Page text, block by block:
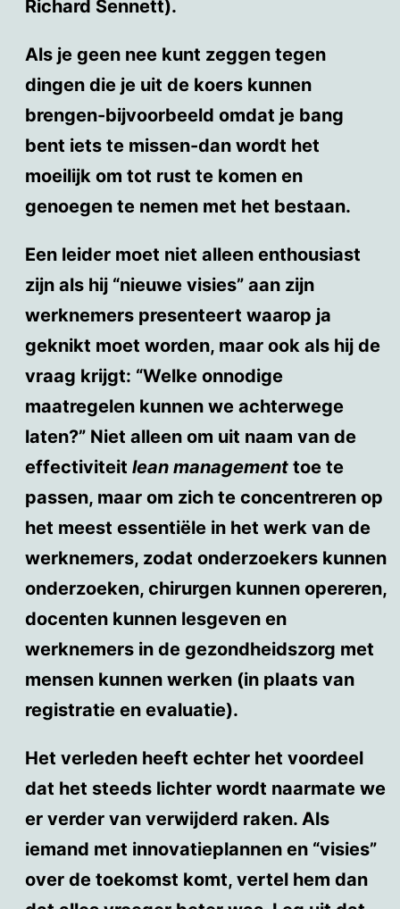
Richard Sennett).
Als je geen nee kunt zeggen tegen
dingen die je uit de koers kunnen
brengen-bijvoorbeeld omdat je bang
bent iets te missen-dan wordt het
moeilijk om tot rust te komen en
genoegen te nemen met het bestaan.
Een leider moet niet alleen enthousiast
zijn als hij “nieuwe visies” aan zijn
werknemers presenteert waarop ja
geknikt moet worden, maar ook als hij de
vraag krijgt: “Welke onnodige
maatregelen kunnen we achterwege
laten?” Niet alleen om uit naam van de
effectiviteit lean managementtoe te
passen, maar om zich te concentreren op
het meest essentiële in het werk van de
werknemers, zodat onderzoekers kunnen
onderzoeken, chirurgen kunnen opereren,
docenten kunnen lesgeven en
werknemers in de gezondheidszorg met
mensen kunnen werken (in plaats van
registratie en evaluatie).
Het verleden heeft echter het voordeel
dat het steeds lichter wordt naarmate we
er verder van verwijderd raken. Als
iemand met innovatieplannen en “visies”
over de toekomst komt, vertel hem dan